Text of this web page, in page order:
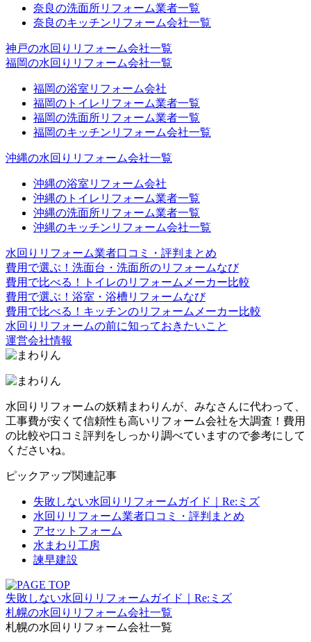
奈良の洗面所リフォーム業者一覧
奈良のキッチンリフォーム会社一覧
神戸の水回りリフォーム会社一覧
福岡の水回りリフォーム会社一覧
福岡の浴室リフォーム会社
福岡のトイレリフォーム業者一覧
福岡の洗面所リフォーム業者一覧
福岡のキッチンリフォーム会社一覧
沖縄の水回りリフォーム会社一覧
沖縄の浴室リフォーム会社
沖縄のトイレリフォーム業者一覧
沖縄の洗面所リフォーム業者一覧
沖縄のキッチンリフォーム会社一覧
水回りリフォーム業者口コミ・評判まとめ
費用で選ぶ！洗面台・洗面所のリフォームなび
費用で比べる！トイレのリフォームメーカー比較
費用で選ぶ！浴室・浴槽リフォームなび
費用で比べる！キッチンのリフォームメーカー比較
水回りリフォームの前に知っておきたいこと
運営会社情報
水回りリフォームの妖精まわりんが、みなさんに代わって、
工事費が安くて信頼性も高いリフォーム会社を大調査！費用
の比較や口コミ評判をしっかり調べていますので参考にして
くださいね。
ピックアップ関連記事
失敗しない水回りリフォームガイド｜Re:ミズ
水回りリフォーム業者口コミ・評判まとめ
アセットフォーム
水まわり工房
諫早建設
失敗しない水回りリフォームガイド｜Re:ミズ
札幌の水回りリフォーム会社一覧
札幌の水回りリフォーム会社一覧